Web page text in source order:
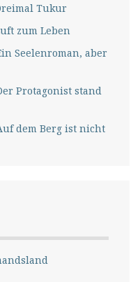
Tukur
zum Leben
Seelenroman, aber
Protagonist stand
dem Berg ist nicht